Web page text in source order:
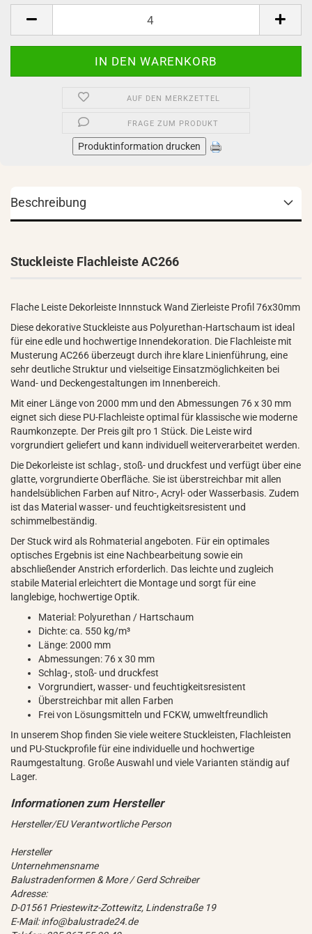
AUF DEN MERKZETTEL
FRAGE ZUM PRODUKT
Produktinformation drucken
Beschreibung
Stuckleiste Flachleiste AC266
Flache Leiste Dekorleiste Innnstuck Wand Zierleiste Profil 76x30mm
Diese dekorative Stuckleiste aus Polyurethan-Hartschaum ist ideal
für eine edle und hochwertige Innendekoration. Die Flachleiste mit
Musterung AC266 überzeugt durch ihre klare Linienführung, eine
sehr deutliche Struktur und vielseitige Einsatzmöglichkeiten bei
Wand- und Deckengestaltungen im Innenbereich.
Mit einer Länge von 2000 mm und den Abmessungen 76 x 30 mm
eignet sich diese PU-Flachleiste optimal für klassische wie moderne
Raumkonzepte. Der Preis gilt pro 1 Stück. Die Leiste wird
vorgrundiert geliefert und kann individuell weiterverarbeitet werden.
Die Dekorleiste ist schlag-, stoß- und druckfest und verfügt über eine
glatte, vorgrundierte Oberfläche. Sie ist überstreichbar mit allen
handelsüblichen Farben auf Nitro-, Acryl- oder Wasserbasis. Zudem
ist das Material wasser- und feuchtigkeitsresistent und
schimmelbeständig.
Der Stuck wird als Rohmaterial angeboten. Für ein optimales
optisches Ergebnis ist eine Nachbearbeitung sowie ein
abschließender Anstrich erforderlich. Das leichte und zugleich
stabile Material erleichtert die Montage und sorgt für eine
langlebige, hochwertige Optik.
Material: Polyurethan / Hartschaum
Dichte: ca. 550 kg/m³
Länge: 2000 mm
Abmessungen: 76 x 30 mm
Schlag-, stoß- und druckfest
Vorgrundiert, wasser- und feuchtigkeitsresistent
Überstreichbar mit allen Farben
Frei von Lösungsmitteln und FCKW, umweltfreundlich
In unserem Shop finden Sie viele weitere Stuckleisten, Flachleisten
und PU-Stuckprofile für eine individuelle und hochwertige
Raumgestaltung. Große Auswahl und viele Varianten ständig auf
Lager.
Hersteller/EU Verantwortliche Person
Hersteller
Unternehmensname
Balustradenformen & More / Gerd Schreiber
Adresse:
D-01561 Priestewitz-Zottewitz, Lindenstraße 19
E-Mail: info@balustrade24.de